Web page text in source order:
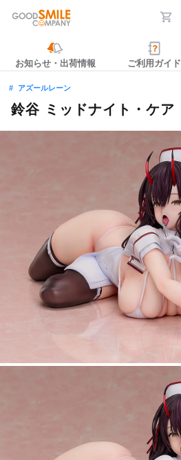
お知らせ・出荷情報 ご利用ガイド
アズールレーン
鈴谷 ミッドナイト・ケア